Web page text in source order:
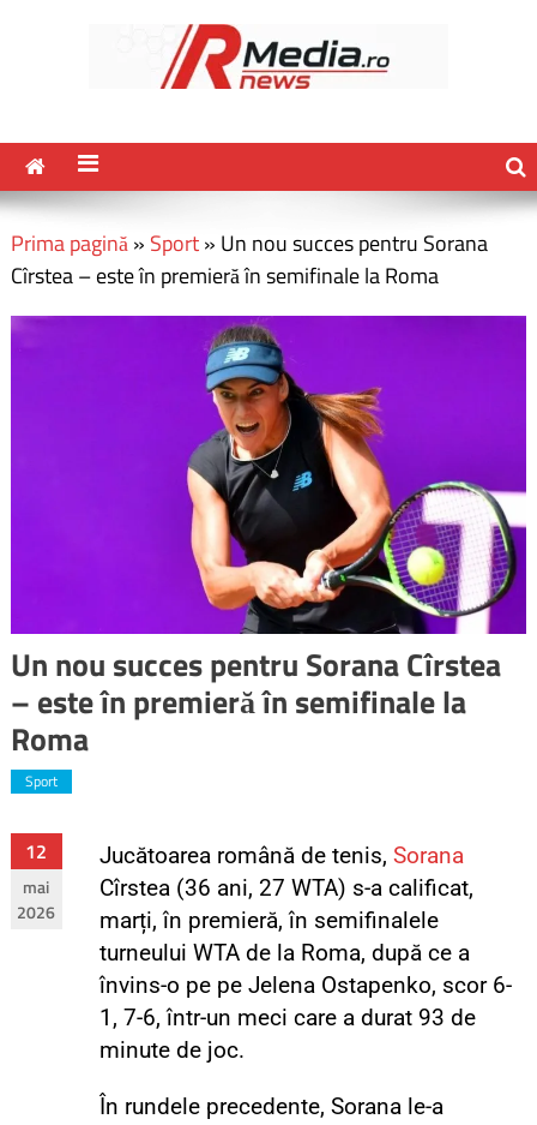
Prima pagină» Sport» Un nou succes pentru Sorana
Cîrstea – este în premieră în semifinale la Roma
Un nou succes pentru Sorana Cîrstea
– este în premieră în semifinale la
Roma
Sport
12
mai
2026
Jucătoarea română de tenis,Sorana
Cîrstea (36 ani, 27 WTA) s-a calificat,
marți, în premieră, în semifinalele
turneului WTA de la Roma, după ce a
învins-o pe pe Jelena Ostapenko, scor 6-
1, 7-6, într-un meci care a durat 93 de
minute de joc.
În rundele precedente, Sorana le-a